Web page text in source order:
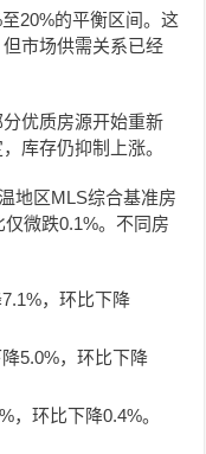
20%的平衡区间。这
市场供需关系已经
优质房源开始重新
库存仍抑制上涨。
地区MLS综合基准房
微跌0.1%。不同房
，环比下降
5.0%，环比下降
，环比下降0.4%。